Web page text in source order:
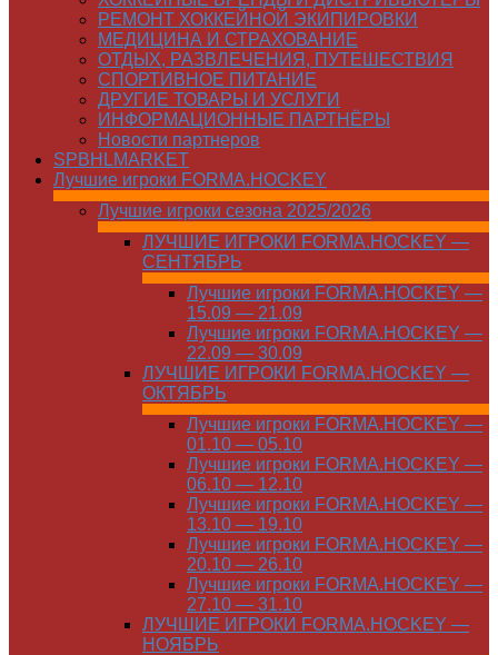
РЕМОНТ ХОККЕЙНОЙ ЭКИПИРОВКИ
МЕДИЦИНА И СТРАХОВАНИЕ
ОТДЫХ, РАЗВЛЕЧЕНИЯ, ПУТЕШЕСТВИЯ
СПОРТИВНОЕ ПИТАНИЕ
ДРУГИЕ ТОВАРЫ И УСЛУГИ
ИНФОРМАЦИОННЫЕ ПАРТНЁРЫ
Новости партнеров
SPBHLMARKET
Лучшие игроки FORMA.HOCKEY
Лучшие игроки сезона 2025/2026
ЛУЧШИЕ ИГРОКИ FORMA.HOCKEY —
СЕНТЯБРЬ
Лучшие игроки FORMA.HOCKEY —
15.09 — 21.09
Лучшие игроки FORMA.HOCKEY —
22.09 — 30.09
ЛУЧШИЕ ИГРОКИ FORMA.HOCKEY —
ОКТЯБРЬ
Лучшие игроки FORMA.HOCKEY —
01.10 — 05.10
Лучшие игроки FORMA.HOCKEY —
06.10 — 12.10
Лучшие игроки FORMA.HOCKEY —
13.10 — 19.10
Лучшие игроки FORMA.HOCKEY —
20.10 — 26.10
Лучшие игроки FORMA.HOCKEY —
27.10 — 31.10
ЛУЧШИЕ ИГРОКИ FORMA.HOCKEY —
НОЯБРЬ